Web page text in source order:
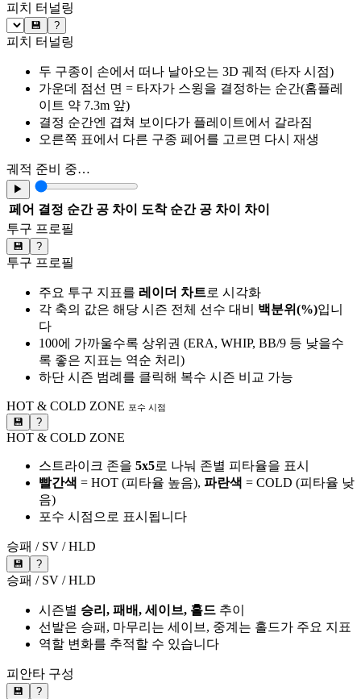
피치 터널링
💾 ?
피치 터널링
두 구종이 손에서 떠나 날아오는 3D 궤적 (타자 시점)
가운데 점선 면 = 타자가 스윙을 결정하는 순간(홈플레
이트 약 7.3m 앞)
결정 순간엔 겹쳐 보이다가 플레이트에서 갈라짐
오른쪽 표에서 다른 구종 페어를 고르면 다시 재생
궤적 준비 중…
▶
페어 결정 순간 공 차이 도착 순간 공 차이
차이
투구 프로필
💾 ?
투구 프로필
주요 투구 지표를 레이더 차트로 시각화
각 축의 값은 해당 시즌 전체 선수 대비 백분위(%)입니
다
100에 가까울수록 상위권 (ERA, WHIP, BB/9 등 낮을수
록 좋은 지표는 역순 처리)
하단 시즌 범례를 클릭해 복수 시즌 비교 가능
HOT & COLD ZONE 포수 시점
💾 ?
HOT & COLD ZONE
스트라이크 존을 5x5로 나눠 존별 피타율을 표시
빨간색 = HOT (피타율 높음), 파란색 = COLD (피타율 낮
음)
포수 시점으로 표시됩니다
승패 / SV / HLD
💾 ?
승패 / SV / HLD
시즌별 승리, 패배, 세이브, 홀드 추이
선발은 승패, 마무리는 세이브, 중계는 홀드가 주요 지표
역할 변화를 추적할 수 있습니다
피안타 구성
💾 ?